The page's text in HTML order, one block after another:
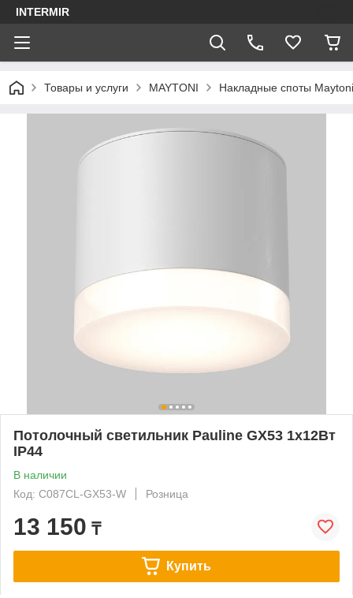
INTERMIR
Товары и услуги MAYTONI Накладные споты Maytoni
Потолочный светильник Pauline GX53 1x12Вт
IP44
В наличии
Код: C087CL-GX53-W
Розница
13 150 ₸
Купить